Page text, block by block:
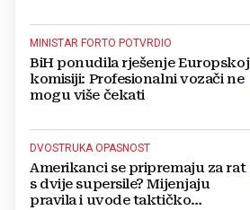
MINISTAR FORTO POTVRDIO
BiH ponudila rješenje Europskoj
komisiji: Profesionalni vozači ne
mogu više čekati
DVOSTRUKA OPASNOST
Amerikanci se pripremaju za rat
s dvije supersile? Mijenjaju
pravila i uvode taktičko